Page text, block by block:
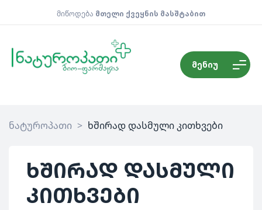
მიწოდება მთელი ქვეყნის მასშტაბით
მენიუ
ნატუროპათი > ხშირად დასმული კითხვები
ხშირად დასმული
კითხვები